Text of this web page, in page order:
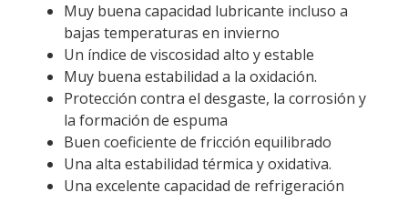
Muy buena capacidad lubricante incluso a
bajas temperaturas en invierno
Un índice de viscosidad alto y estable
Muy buena estabilidad a la oxidación.
Protección contra el desgaste, la corrosión y
la formación de espuma
Buen coeficiente de fricción equilibrado
Una alta estabilidad térmica y oxidativa.
Una excelente capacidad de refrigeración